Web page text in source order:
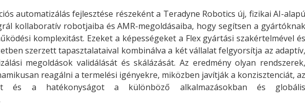
automatizálás fejlesztése részeként a Teradyne Robotics új, fizikai AI-alapú
kollaboratív robotjaiba és AMR-megoldásaiba, hogy segítsen a gyártóknak
komplexitást. Ezeket a képességeket a Flex gyártási szakértelmével és
szerzett tapasztalataival kombinálva a két vállalat felgyorsítja az adaptív,
megoldások validálását és skálázását. Az eredmény olyan rendszerek,
reagálni a termelési igényekre, miközben javítják a konzisztenciát, az
és a hatékonyságot a különböző alkalmazásokban és globális